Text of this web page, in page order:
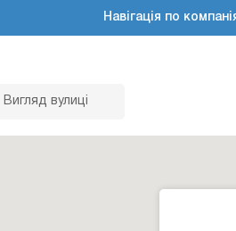
Навігація по
Вигляд вулиці